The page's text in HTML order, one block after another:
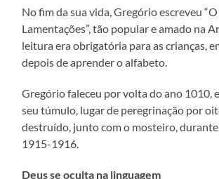
No fim da sua vida, Gregório escreveu
Lamentações”, tão popular e amado na
leitura era obrigatória para as crianças,
depois de aprender o alfabeto.
Gregório faleceu por volta do ano 1010,
seu túmulo, lugar de peregrinação por
destruído, junto com o mosteiro,
1915-1916.
Deus se oculta na linguagem